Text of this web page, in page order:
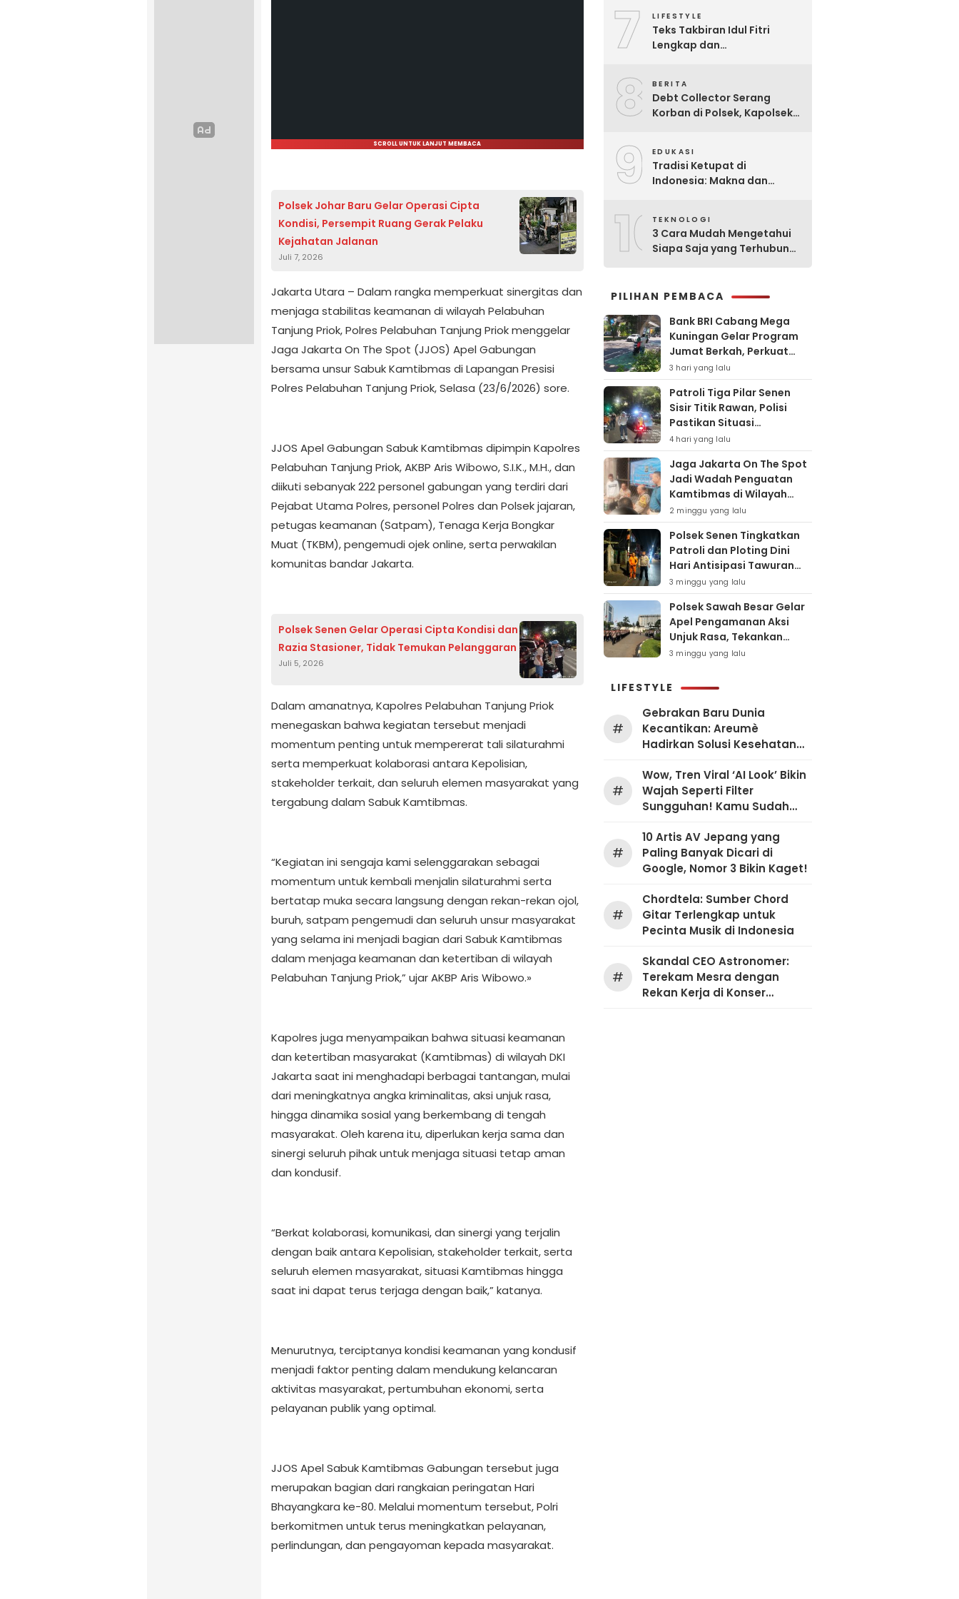
SCROLL UNTUK LANJUT MEMBACA
Polsek Johar Baru Gelar Operasi Cipta
Kondisi, Persempit Ruang Gerak Pelaku
Kejahatan Jalanan
Juli 7, 2026
Jakarta Utara – Dalam rangka memperkuat sinergitas dan
menjaga stabilitas keamanan di wilayah Pelabuhan
Tanjung Priok, Polres Pelabuhan Tanjung Priok menggelar
Jaga Jakarta On The Spot (JJOS) Apel Gabungan
bersama unsur Sabuk Kamtibmas di Lapangan Presisi
Polres Pelabuhan Tanjung Priok, Selasa (23/6/2026) sore.
JJOS Apel Gabungan Sabuk Kamtibmas dipimpin Kapolres
Pelabuhan Tanjung Priok, AKBP Aris Wibowo, S.I.K., M.H., dan
diikuti sebanyak 222 personel gabungan yang terdiri dari
Pejabat Utama Polres, personel Polres dan Polsek jajaran,
petugas keamanan (Satpam), Tenaga Kerja Bongkar
Muat (TKBM), pengemudi ojek online, serta perwakilan
komunitas bandar Jakarta.
Polsek Senen Gelar Operasi Cipta Kondisi dan
Razia Stasioner, Tidak Temukan Pelanggaran
Juli 5, 2026
Dalam amanatnya, Kapolres Pelabuhan Tanjung Priok
menegaskan bahwa kegiatan tersebut menjadi
momentum penting untuk mempererat tali silaturahmi
serta memperkuat kolaborasi antara Kepolisian,
stakeholder terkait, dan seluruh elemen masyarakat yang
tergabung dalam Sabuk Kamtibmas.
“Kegiatan ini sengaja kami selenggarakan sebagai
momentum untuk kembali menjalin silaturahmi serta
bertatap muka secara langsung dengan rekan-rekan ojol,
buruh, satpam pengemudi dan seluruh unsur masyarakat
yang selama ini menjadi bagian dari Sabuk Kamtibmas
dalam menjaga keamanan dan ketertiban di wilayah
Pelabuhan Tanjung Priok,” ujar AKBP Aris Wibowo.»
Kapolres juga menyampaikan bahwa situasi keamanan
dan ketertiban masyarakat (Kamtibmas) di wilayah DKI
Jakarta saat ini menghadapi berbagai tantangan, mulai
dari meningkatnya angka kriminalitas, aksi unjuk rasa,
hingga dinamika sosial yang berkembang di tengah
masyarakat. Oleh karena itu, diperlukan kerja sama dan
sinergi seluruh pihak untuk menjaga situasi tetap aman
dan kondusif.
“Berkat kolaborasi, komunikasi, dan sinergi yang terjalin
dengan baik antara Kepolisian, stakeholder terkait, serta
seluruh elemen masyarakat, situasi Kamtibmas hingga
saat ini dapat terus terjaga dengan baik,” katanya.
Menurutnya, terciptanya kondisi keamanan yang kondusif
menjadi faktor penting dalam mendukung kelancaran
aktivitas masyarakat, pertumbuhan ekonomi, serta
pelayanan publik yang optimal.
JJOS Apel Sabuk Kamtibmas Gabungan tersebut juga
merupakan bagian dari rangkaian peringatan Hari
Bhayangkara ke-80. Melalui momentum tersebut, Polri
berkomitmen untuk terus meningkatkan pelayanan,
perlindungan, dan pengayoman kepada masyarakat.
7 LIFESTYLE
Teks Takbiran Idul Fitri
Lengkap dan
8 BERITA
Debt Collector Serang
Korban di Polsek, Kapolsek
9 EDUKASI
Tradisi Ketupat di
Indonesia: Makna dan
10TEKNOLOGI
3 Cara Mudah Mengetahui
Siapa Saja yang Terhubung
PILIHAN PEMBACA
Bank BRI Cabang Mega
Kuningan Gelar Program
Jumat Berkah, Perkuat
Komitmen untuk Saling
Berbagai
3 hari yang lalu
Patroli Tiga Pilar Senen
Sisir Titik Rawan, Polisi
Pastikan Situasi
Kamtibmas Kondusif
4 hari yang lalu
Jaga Jakarta On The Spot
Jadi Wadah Penguatan
Kamtibmas di Wilayah
Kampung Bali
2 minggu yang lalu
Polsek Senen Tingkatkan
Patroli dan Ploting Dini
Hari Antisipasi Tawuran
serta Gangguan
Kamtibmas
3 minggu yang lalu
Polsek Sawah Besar Gelar
Apel Pengamanan Aksi
Unjuk Rasa, Tekankan
Pelayanan Humanis dan
3 minggu yang lalu
LIFESTYLE
#
Gebrakan Baru Dunia
Kecantikan: Areumè
Hadirkan Solusi Kesehatan
#
Wow, Tren Viral ‘AI Look’ Bikin
Wajah Seperti Filter
Sungguhan! Kamu Sudah
#
10 Artis AV Jepang yang
Paling Banyak Dicari di
Google, Nomor 3 Bikin Kaget!
#
Chordtela: Sumber Chord
Gitar Terlengkap untuk
Pecinta Musik di Indonesia
#
Skandal CEO Astronomer:
Terekam Mesra dengan
Rekan Kerja di Konser